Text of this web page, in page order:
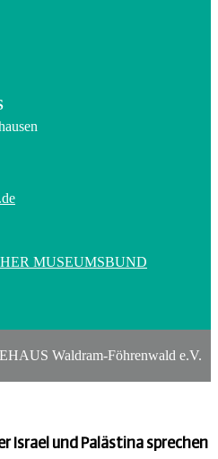
Waldram-Föhrenwald e.V.
Israel und Palästina sprechen